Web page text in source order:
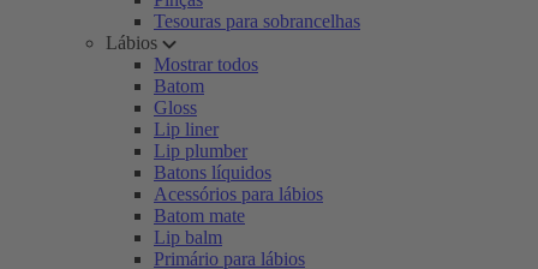
Tesouras para sobrancelhas
Lábios
Mostrar todos
Batom
Gloss
Lip liner
Lip plumber
Batons líquidos
Acessórios para lábios
Batom mate
Lip balm
Primário para lábios